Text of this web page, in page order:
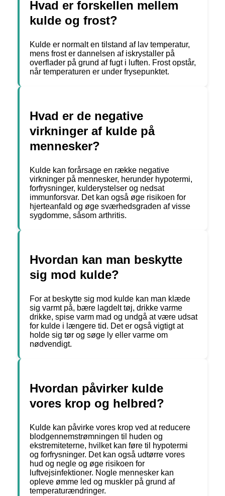
Hvad er forskellen mellem
kulde og frost?
Kulde er normalt en tilstand af lav temperatur,
mens frost er dannelsen af iskrystaller på
overflader på grund af fugt i luften. Frost opstår,
når temperaturen er under frysepunktet.
Hvad er de negative
virkninger af kulde på
mennesker?
Kulde kan forårsage en række negative
virkninger på mennesker, herunder hypotermi,
forfrysninger, kulderystelser og nedsat
immunforsvar. Det kan også øge risikoen for
hjerteanfald og øge sværhedsgraden af visse
sygdomme, såsom arthritis.
Hvordan kan man beskytte
sig mod kulde?
For at beskytte sig mod kulde kan man klæde
sig varmt på, bære lagdelt tøj, drikke varme
drikke, spise varm mad og undgå at være udsat
for kulde i længere tid. Det er også vigtigt at
holde sig tør og søge ly eller varme om
nødvendigt.
Hvordan påvirker kulde
vores krop og helbred?
Kulde kan påvirke vores krop ved at reducere
blodgennemstrømningen til huden og
ekstremiteterne, hvilket kan føre til hypotermi
og forfrysninger. Det kan også udtørre vores
hud og negle og øge risikoen for
luftvejsinfektioner. Nogle mennesker kan
opleve ømme led og muskler på grund af
temperaturændringer.